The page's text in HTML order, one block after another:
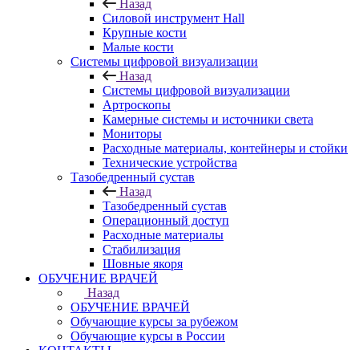
Назад
Силовой инструмент Hall
Крупные кости
Малые кости
Системы цифровой визуализации
Назад
Системы цифровой визуализации
Артроскопы
Камерные системы и источники света
Мониторы
Расходные материалы, контейнеры и стойки
Технические устройства
Тазобедренный сустав
Назад
Тазобедренный сустав
Операционный доступ
Расходные материалы
Стабилизация
Шовные якоря
ОБУЧЕНИЕ ВРАЧЕЙ
Назад
ОБУЧЕНИЕ ВРАЧЕЙ
Обучающие курсы за рубежом
Обучающие курсы в России